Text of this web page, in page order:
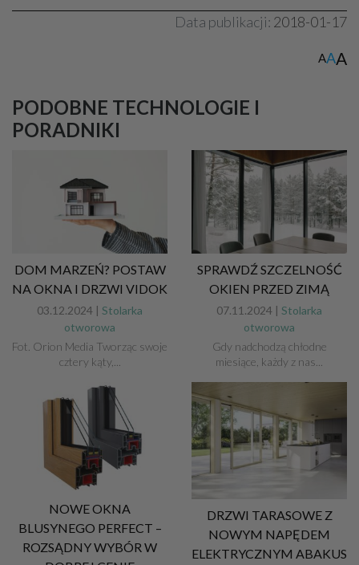
Data publikacji: 2018-01-17
AAA
PODOBNE TECHNOLOGIE I
PORADNIKI
DOM MARZEŃ? POSTAW
NA OKNA I DRZWI VIDOK
03.12.2024 | Stolarka
otworowa
Fot. Orion Media Tworząc swoje
cztery kąty,...
SPRAWDŹ SZCZELNOŚĆ
OKIEN PRZED ZIMĄ
07.11.2024 | Stolarka
otworowa
Gdy nadchodzą chłodne
miesiące, każdy z nas...
NOWE OKNA
BLUSYNEGO PERFECT –
ROZSĄDNY WYBÓR W
DRZWI TARASOWE Z
NOWYM NAPĘDEM
ELEKTRYCZNYM ABAKUS